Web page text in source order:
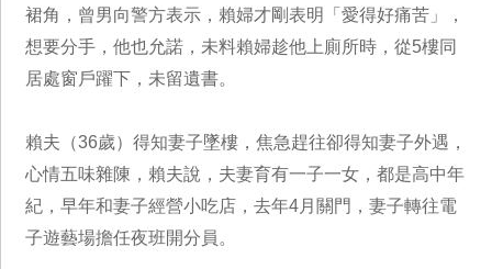
裙角，曾男向警方表示，賴婦才剛表明「愛得好痛苦」，
想要分手，他也允諾，未料賴婦趁他上廁所時，從5樓同
居處窗戶躍下，未留遺書。
賴夫（36歲）得知妻子墜樓，焦急趕往卻得知妻子外遇，
心情五味雜陳，賴夫說，夫妻育有一子一女，都是高中年
紀，早年和妻子經營小吃店，去年4月關門，妻子轉往電
子遊藝場擔任夜班開分員。